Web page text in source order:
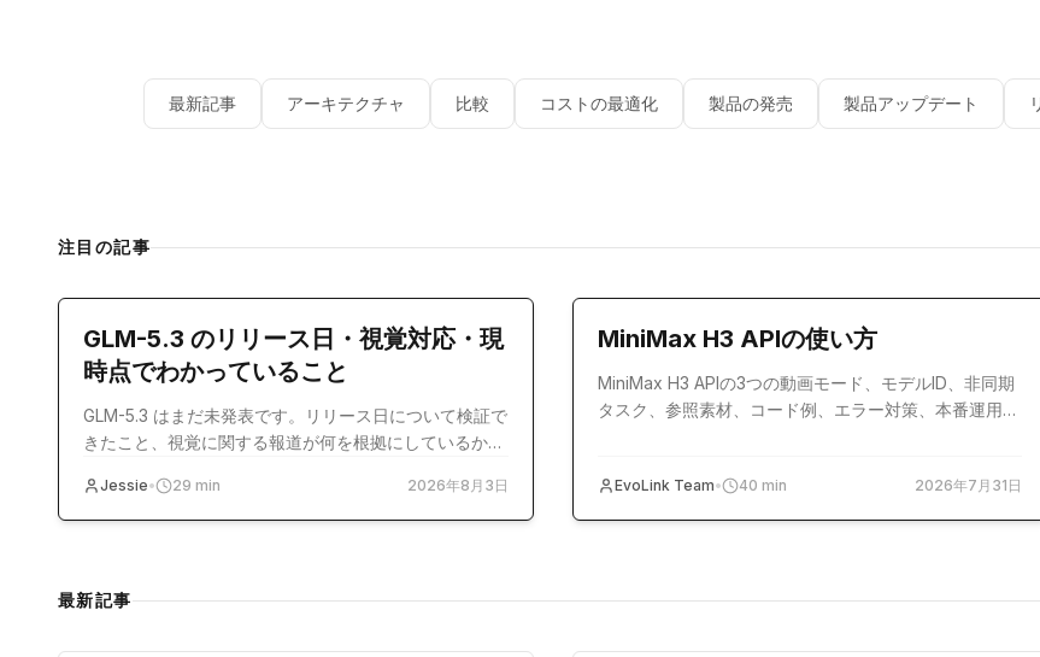
最新記事 アーキテクチャ 比較 コストの最適化 製品の発売 製品アップデート
注目の記事
GLM-5.3 のリリース日・視覚対応・現
時点でわかっていること
GLM-5.3 はまだ未発表です。リリース日について検証で
きたこと、視覚に関する報道が何を根拠にしているか、
Jessie• 29 min 2026年8月3日
MiniMax H3 APIの使い方
MiniMax H3 APIの3つの動画モード、モデルID、非同期
タスク、参照素材、コード例、エラー対策、本番運用を
EvoLink Team• 40 min 2026年7月31日
最新記事